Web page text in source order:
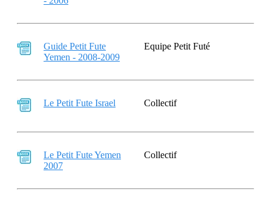
Guide Petit Fute
Yemen - 2008-2009
Equipe Petit Futé
Le Petit Fute Israel Collectif
Le Petit Fute Yemen
2007
Collectif